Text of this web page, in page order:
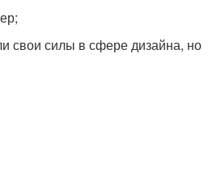
свои силы в сфере дизайна, но